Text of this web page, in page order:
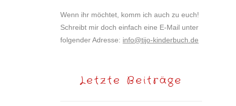
Wenn ihr möchtet, komm ich auch zu euch!
Schreibt mir doch einfach eine E-Mail unter
folgender Adresse: info@tijo-kinderbuch.de
Letzte Beiträge